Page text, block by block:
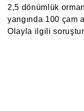
2,5 dönümlük
yangında 100 çam
Olayla ilgili